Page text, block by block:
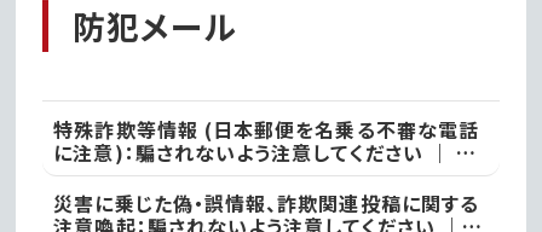
防犯メール
特殊詐欺等情報 (日本郵便を名乗る不審な電話
に注意)：騙されないよう注意してください ｜ ●
本日、竜ケ崎警察署
災害に乗じた偽・誤情報、詐欺関連投稿に関する